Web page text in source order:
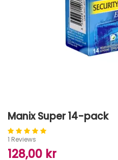
Manix Super 14-pack
1 Reviews
128,00 kr